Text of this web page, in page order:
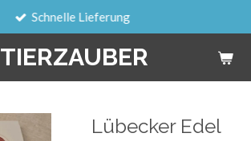
TIERZAUBER
Schnelle Lieferung
Lübecker Edel